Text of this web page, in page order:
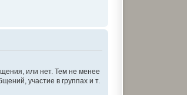
или нет. Тем не менее
участие в группах и т.